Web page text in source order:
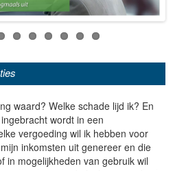
Next
waard? Welke schade lijd ik? En
wordt in een
vergoeding wil ik hebben voor
inkomsten uit genereer en die
in mogelijkheden van gebruik wil